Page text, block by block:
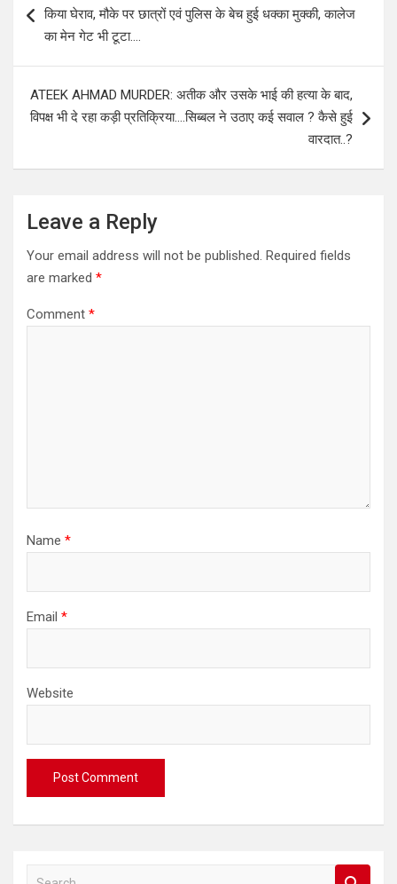
किया घेराव, मौके पर छात्रों एवं पुलिस के बेच हुई धक्का मुक्की, कालेज
का मेन गेट भी टूटा….
ATEEK AHMAD MURDER: अतीक और उसके भाई की हत्या के बाद,
विपक्ष भी दे रहा कड़ी प्रतिक्रिया….सिब्बल ने उठाए कई सवाल ? कैसे हुई
वारदात..?
Leave a Reply
Your email address will not be published. Required fields
are marked *
Comment *
Name *
Email *
Website